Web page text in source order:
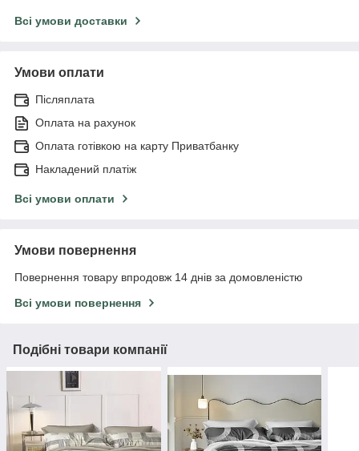
Всі умови доставки
Умови оплати
Післяплата
Оплата на рахунок
Оплата готівкою на карту Приватбанку
Накладений платіж
Всі умови оплати
Умови повернення
Повернення товару впродовж 14 днів за домовленістю
Всі умови повернення
Подібні товари компанії